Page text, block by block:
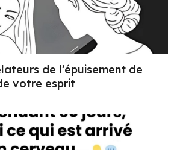
de l’épuisement de
votre esprit